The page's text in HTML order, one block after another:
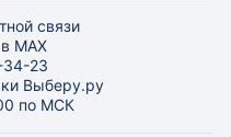
связи
MAX
23
Выберу.ру
по МСК